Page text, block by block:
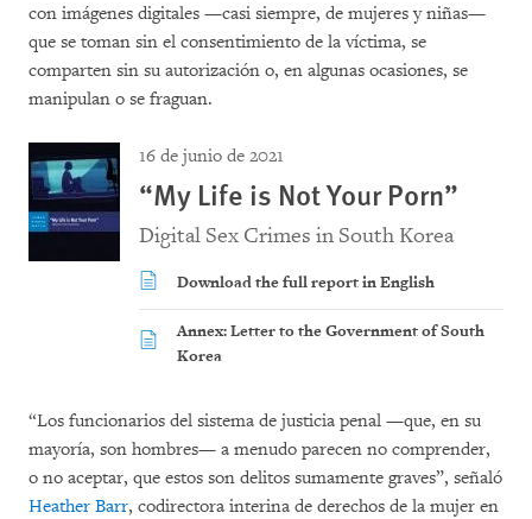
con imágenes digitales —casi siempre, de mujeres y niñas—
que se toman sin el consentimiento de la víctima, se
comparten sin su autorización o, en algunas ocasiones, se
manipulan o se fraguan.
16 de junio de 2021
“My Life is Not Your Porn”
Digital Sex Crimes in South Korea
Download the full report in English
Annex: Letter to the Government of South
Korea
“Los funcionarios del sistema de justicia penal —que, en su
mayoría, son hombres— a menudo parecen no comprender,
o no aceptar, que estos son delitos sumamente graves”, señaló
Heather Barr, codirectora interina de derechos de la mujer en